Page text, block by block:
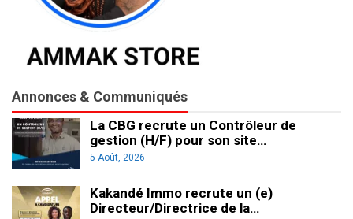
Annonces & Communiqués
La CBG recrute un Contrôleur de
gestion (H/F) pour son site…
5 Août, 2026
Kakandé Immo recrute un (e)
Directeur/Directrice de la…